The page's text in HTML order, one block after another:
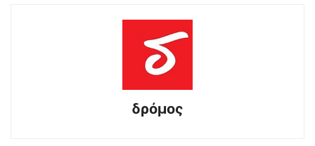
δρόμος